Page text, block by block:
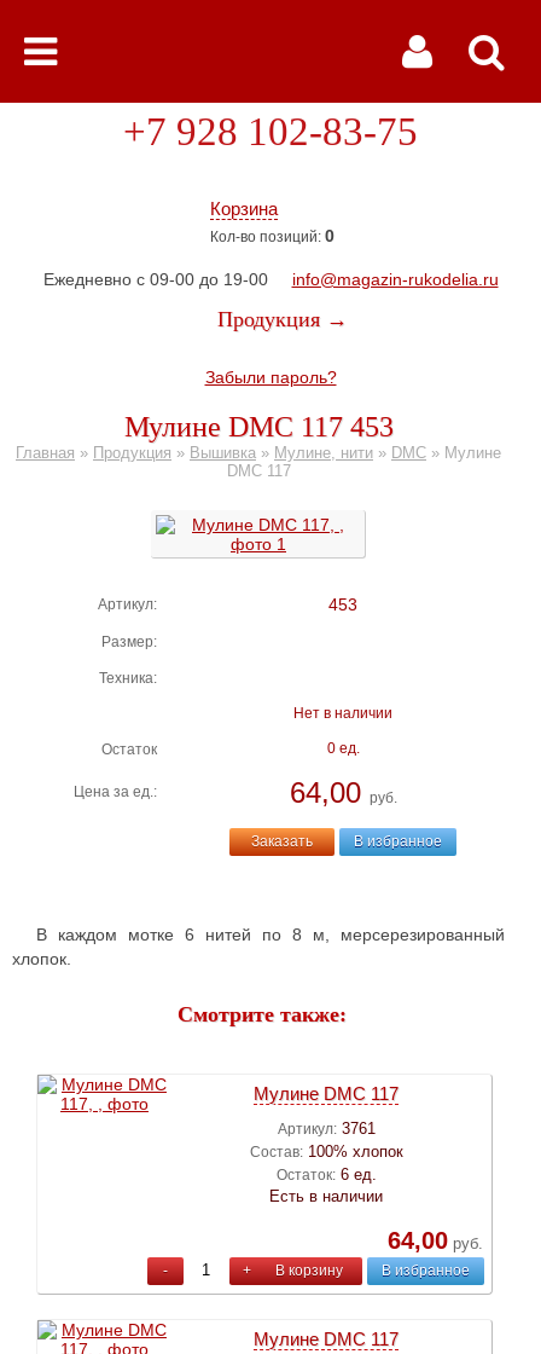
Корзина
Кол-во позиций: 0
+7 928 102-83-75
Ежедневно с 09-00 до 19-00 info@magazin-rukodelia.ru
Продукция →
Забыли пароль?
Мулине DMC 117 453
Главная » Продукция » Вышивка » Мулине, нити » DMC » Мулине
DMC 117
Артикул: 453
Размер:
Техника:
Нет в наличии
Остаток 0 ед.
Цена за ед.: 64,00 руб.
Заказать В избранное
В каждом мотке 6 нитей по 8 м, мерсерезированный
хлопок.
Смотрите также:
Мулине DMC 117
Артикул: 3761
Состав: 100% хлопок
Остаток: 6 ед.
Есть в наличии
64,00руб.
- + В корзину В избранное
Мулине DMC 117